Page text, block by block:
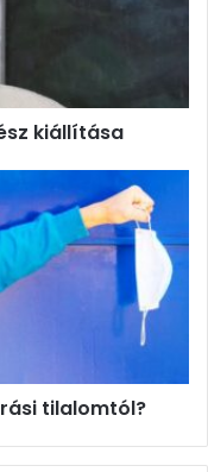
kiállítása
tilalomtól?